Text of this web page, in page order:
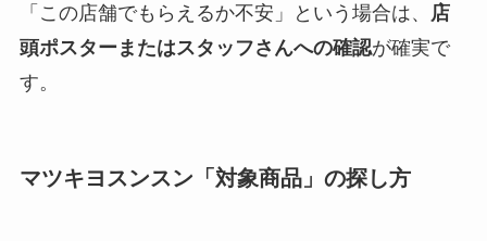
「この店舗でもらえるか不安」という場合は、
店
頭ポスターまたはスタッフさんへの確認が確実で
す。
マツキヨスンスン「対象商品」の探し方